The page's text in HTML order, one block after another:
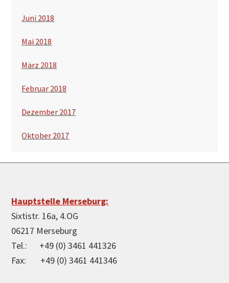
Juni 2018
Mai 2018
März 2018
Februar 2018
Dezember 2017
Oktober 2017
Footer
Hauptstelle Merseburg:
Sixtistr. 16a, 4.OG
06217 Merseburg
Tel.: +49 (0) 3461 441326
Fax: +49 (0) 3461 441346